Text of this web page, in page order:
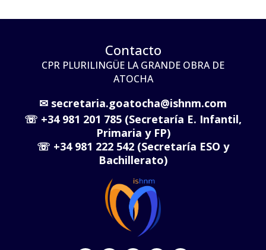
Contacto
CPR PLURILINGÜE LA GRANDE OBRA DE
ATOCHA
✉ secretaria.goatocha@ishnm.com
☏ +34 981 201 785 (Secretaría E. Infantil,
Primaria y FP)
☏ +34 981 222 542 (Secretaría ESO y
Bachillerato)